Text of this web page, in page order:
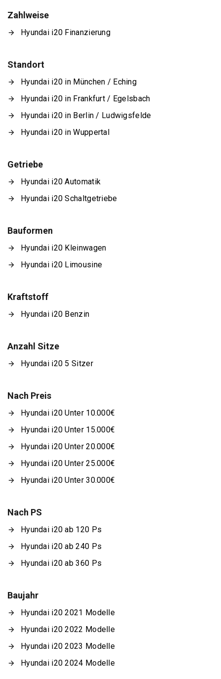
Zahlweise
Hyundai i20 Finanzierung
Standort
Hyundai i20 in München / Eching
Hyundai i20 in Frankfurt / Egelsbach
Hyundai i20 in Berlin / Ludwigsfelde
Hyundai i20 in Wuppertal
Getriebe
Hyundai i20 Automatik
Hyundai i20 Schaltgetriebe
Bauformen
Hyundai i20 Kleinwagen
Hyundai i20 Limousine
Kraftstoff
Hyundai i20 Benzin
Anzahl Sitze
Hyundai i20 5 Sitzer
Nach Preis
Hyundai i20 Unter 10.000€
Hyundai i20 Unter 15.000€
Hyundai i20 Unter 20.000€
Hyundai i20 Unter 25.000€
Hyundai i20 Unter 30.000€
Nach PS
Hyundai i20 ab 120 Ps
Hyundai i20 ab 240 Ps
Hyundai i20 ab 360 Ps
Baujahr
Hyundai i20 2021 Modelle
Hyundai i20 2022 Modelle
Hyundai i20 2023 Modelle
Hyundai i20 2024 Modelle